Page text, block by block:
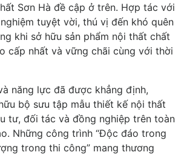
Sơn Hà đề cập ở trên. Hợp tác với
tuyệt vời, thú vị đến khó quên
khi sở hữu sản phẩm nội thất chất
cấp nhất và vững chãi cùng với thời
năng lực đã được khẳng định,
bộ sưu tập mẫu thiết kế nội thất
tư, đối tác và đồng nghiệp trên toàn
Những công trình “Độc đáo trong
trong thi công” mang thương